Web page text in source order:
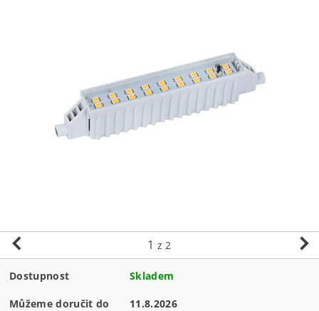
1 z 2
Dostupnost Skladem
Můžeme doručit do 11.8.2026